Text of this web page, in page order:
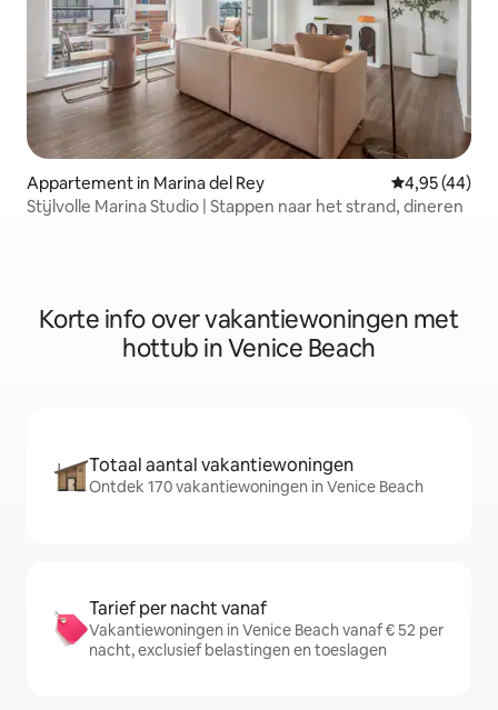
Appartement in Marina del Rey Gemiddelde
4,95 (44)
Stijlvolle Marina Studio | Stappen naar het strand, dineren
Korte info over vakantiewoningen met
hottub in Venice Beach
Totaal aantal vakantiewoningen
Ontdek 170 vakantiewoningen in Venice Beach
Tarief per nacht vanaf
Vakantiewoningen in Venice Beach vanaf € 52 per
nacht, exclusief belastingen en toeslagen